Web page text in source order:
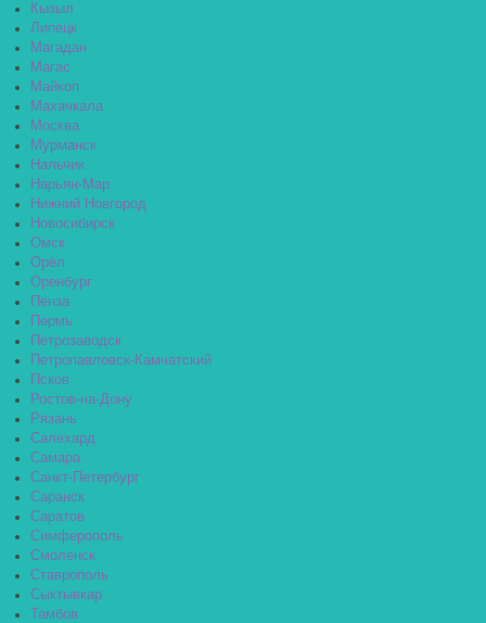
Кызыл
Липецк
Магадан
Магас
Майкоп
Махачкала
Москва
Мурманск
Нальчик
Нарьян-Мар
Нижний Новгород
Новосибирск
Омск
Орёл
Оренбург
Пенза
Пермь
Петрозаводск
Петропавловск-Камчатский
Псков
Ростов-на-Дону
Рязань
Салехард
Самара
Санкт-Петербург
Саранск
Саратов
Симферополь
Смоленск
Ставрополь
Сыктывкар
Тамбов